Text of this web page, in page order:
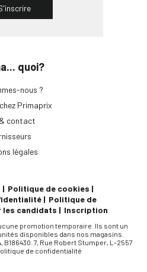
Plus de détails
Plus de détails
quoi?
nous ?
Primaprix
contact
légales
Politique de cookies
Politique de
candidats
Inscription
promotion temporaire. Ils sont un
disponibles dans nos magasins.
7, Rue Robert Stumper, L-2557
de confidentialité